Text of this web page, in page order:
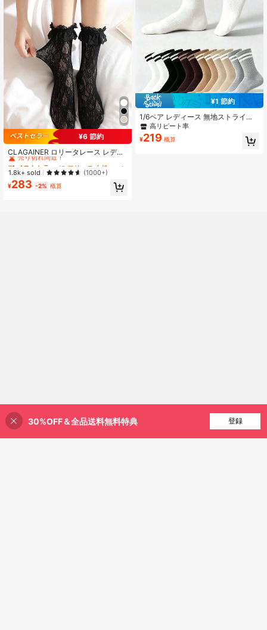
¥6 節約
CLAGAINER ロリータレース レディ
ース靴下 4足/1組、ミッドカーフ フ
リース靴下、アンクル丈靴下、春夏
#1 ベストセラー
売り切れ間近！
#1 ベストセラー
売り切れ間近！
#1 ベストセラー
売り切れ間近！
#1 ベストセラー
に フリース 女性用ミドル丈ソックス
1.8k+ sold (1000+)
¥283 -2% 概算
¥1 節約
1/6ペア レディース 無地ストライプ
ミッドカーフソックス、ソフトで通
気性があり快適なカジュアルスポー
ツソックス、日常着用、学校再開、
高リピート率
¥219 概算
11% 割引！
30%OFF＆全品送料無料特典 登録